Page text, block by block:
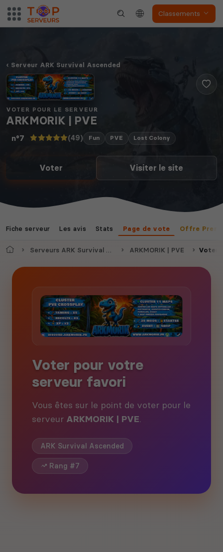
Classements
Serveur ARK Survival Ascended
VOTER POUR LE SERVEUR
ARKMORIK | PVE
n°7 (49) Fun PVE Lost Colony
Voter Visiter le site
Fiche serveur Les avis Stats Page de vote Offre
AccueilServeurs ARK Survival Ascended ARKMORIK | PVE Voter
Voter pour votre
serveur favori
Vous êtes sur le point de voter pour le
serveur ARKMORIK | PVE.
ARK Survival Ascended
Rang #7